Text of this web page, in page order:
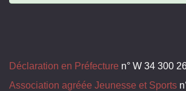
Déclaration en Préfecture n° W 34 300
Association agréée Jeunesse et Sports